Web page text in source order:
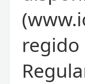
regido